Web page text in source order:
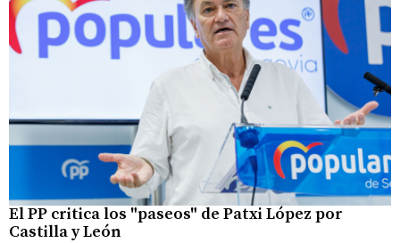
El PP critica los "paseos" de Patxi López por
Castilla y León